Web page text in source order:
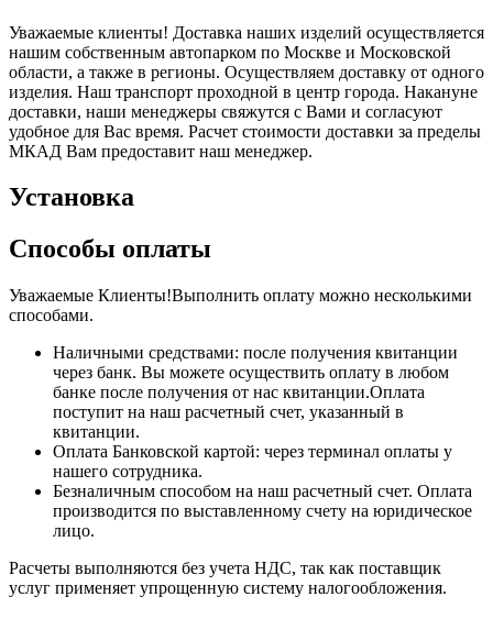
Уважаемые клиенты! Доставка наших изделий осуществляется
нашим собственным автопарком по Москве и Московской
области, а также в регионы. Осуществляем доставку от одного
изделия. Наш транспорт проходной в центр города. Накануне
доставки, наши менеджеры свяжутся с Вами и согласуют
удобное для Вас время. Расчет стоимости доставки за пределы
МКАД Вам предоставит наш менеджер.
Установка
Способы оплаты
Уважаемые Клиенты!Выполнить оплату можно несколькими
способами.
Наличными средствами: после получения квитанции
через банк. Вы можете осуществить оплату в любом
банке после получения от нас квитанции.Оплата
поступит на наш расчетный счет, указанный в
квитанции.
Оплата Банковской картой: через терминал оплаты у
нашего сотрудника.
Безналичным способом на наш расчетный счет. Оплата
производится по выставленному счету на юридическое
лицо.
Расчеты выполняются без учета НДС, так как поставщик
услуг применяет упрощенную систему налогообложения.